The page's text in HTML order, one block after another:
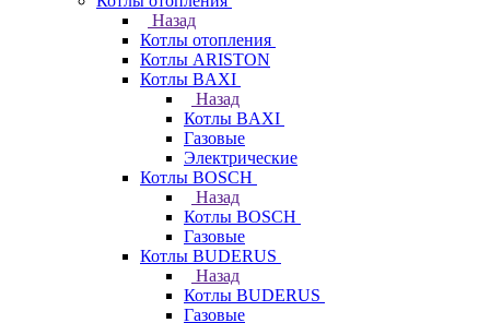
Назад
Котлы отопления
Котлы ARISTON
Котлы BAXI
Назад
Котлы BAXI
Газовые
Электрические
Котлы BOSCH
Назад
Котлы BOSCH
Газовые
Котлы BUDERUS
Назад
Котлы BUDERUS
Газовые